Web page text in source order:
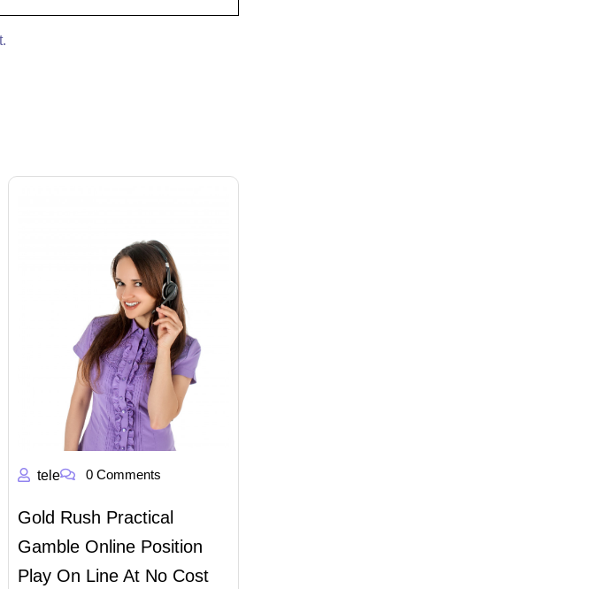
tele 0 Comments
Gold Rush Practical
Gamble Online Position
Play On Line At No Cost